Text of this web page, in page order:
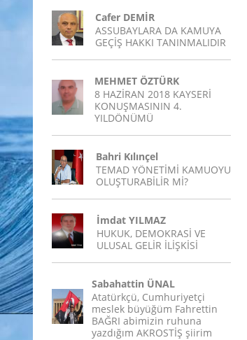
Cafer DEMİR
ASSUBAYLARA DA KAMUYA
GEÇİŞ HAKKI TANINMALIDIR
MEHMET ÖZTÜRK
8 HAZİRAN 2018 KAYSERİ
KONUŞMASININ 4.
YILDÖNÜMÜ
Bahri Kılınçel
TEMAD YÖNETİMİ KAMUOYU
OLUŞTURABİLİR Mİ?
İmdat YILMAZ
HUKUK, DEMOKRASİ VE
ULUSAL GELİR İLİŞKİSİ
Sabahattin ÜNAL
Atatürkçü, Cumhuriyetçi
meslek büyüğüm Fahrettin
BAĞRI abimizin ruhuna
yazdığım AKROSTİŞ şiirim